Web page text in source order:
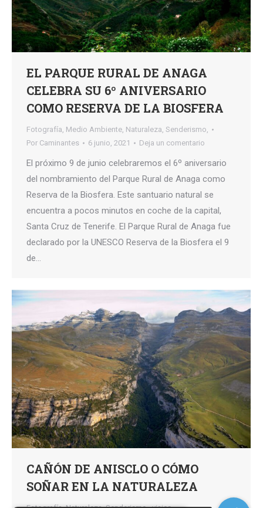
EL PARQUE RURAL DE ANAGA
CELEBRA SU 6º ANIVERSARIO
COMO RESERVA DE LA BIOSFERA
Fotografía, Medio Ambiente, Naturaleza, Senderismo,
Por Caminantes 6 junio, 2021 Deja un comentario
El próximo 9 de junio celebraremos el 6º aniversario
del nombramiento del Parque Rural de Anaga como
Reserva de la Biosfera. Este santuario natural se
encuentra a pocos minutos en coche de la capital,
Santa Cruz de Tenerife. El Parque Rural de Anaga fue
declarado por la UNESCO Reserva de la Biosfera el 9
de…
CAÑÓN DE ANISCLO O CÓMO
SOÑAR EN LA NATURALEZA